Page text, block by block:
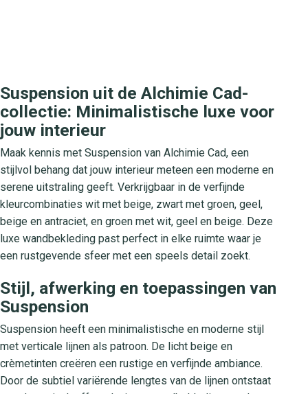
Suspension uit de Alchimie Cad-
collectie: Minimalistische luxe voor
jouw interieur
Maak kennis met Suspension van Alchimie Cad, een
stijlvol behang dat jouw interieur meteen een moderne en
serene uitstraling geeft. Verkrijgbaar in de verfijnde
kleurcombinaties wit met beige, zwart met groen, geel,
beige en antraciet, en groen met wit, geel en beige. Deze
luxe wandbekleding past perfect in elke ruimte waar je
een rustgevende sfeer met een speels detail zoekt.
Stijl, afwerking en toepassingen van
Suspension
Suspension heeft een minimalistische en moderne stijl
met verticale lijnen als patroon. De licht beige en
crèmetinten creëren een rustige en verfijnde ambiance.
Door de subtiel variërende lengtes van de lijnen ontstaat